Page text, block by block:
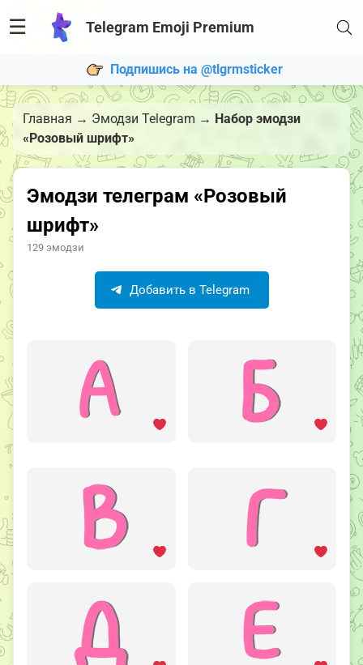
☰ Telegram Emoji Premium
Подпишись на @tlgrmsticker
Главная → Эмодзи Telegram → Набор эмодзи
«Розовый шрифт»
Эмодзи телеграм «Розовый
шрифт»
129 эмодзи
Добавить в Telegram